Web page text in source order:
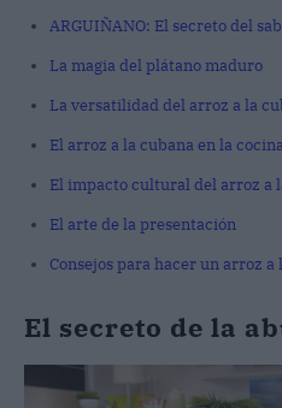
ARGUIÑANO: El secreto del
La magia del plátano maduro
La versatilidad del arroz a la
El arroz a la cubana en la
El impacto cultural del arroz a
El arte de la presentación
Consejos para hacer un arroz
El secreto de la